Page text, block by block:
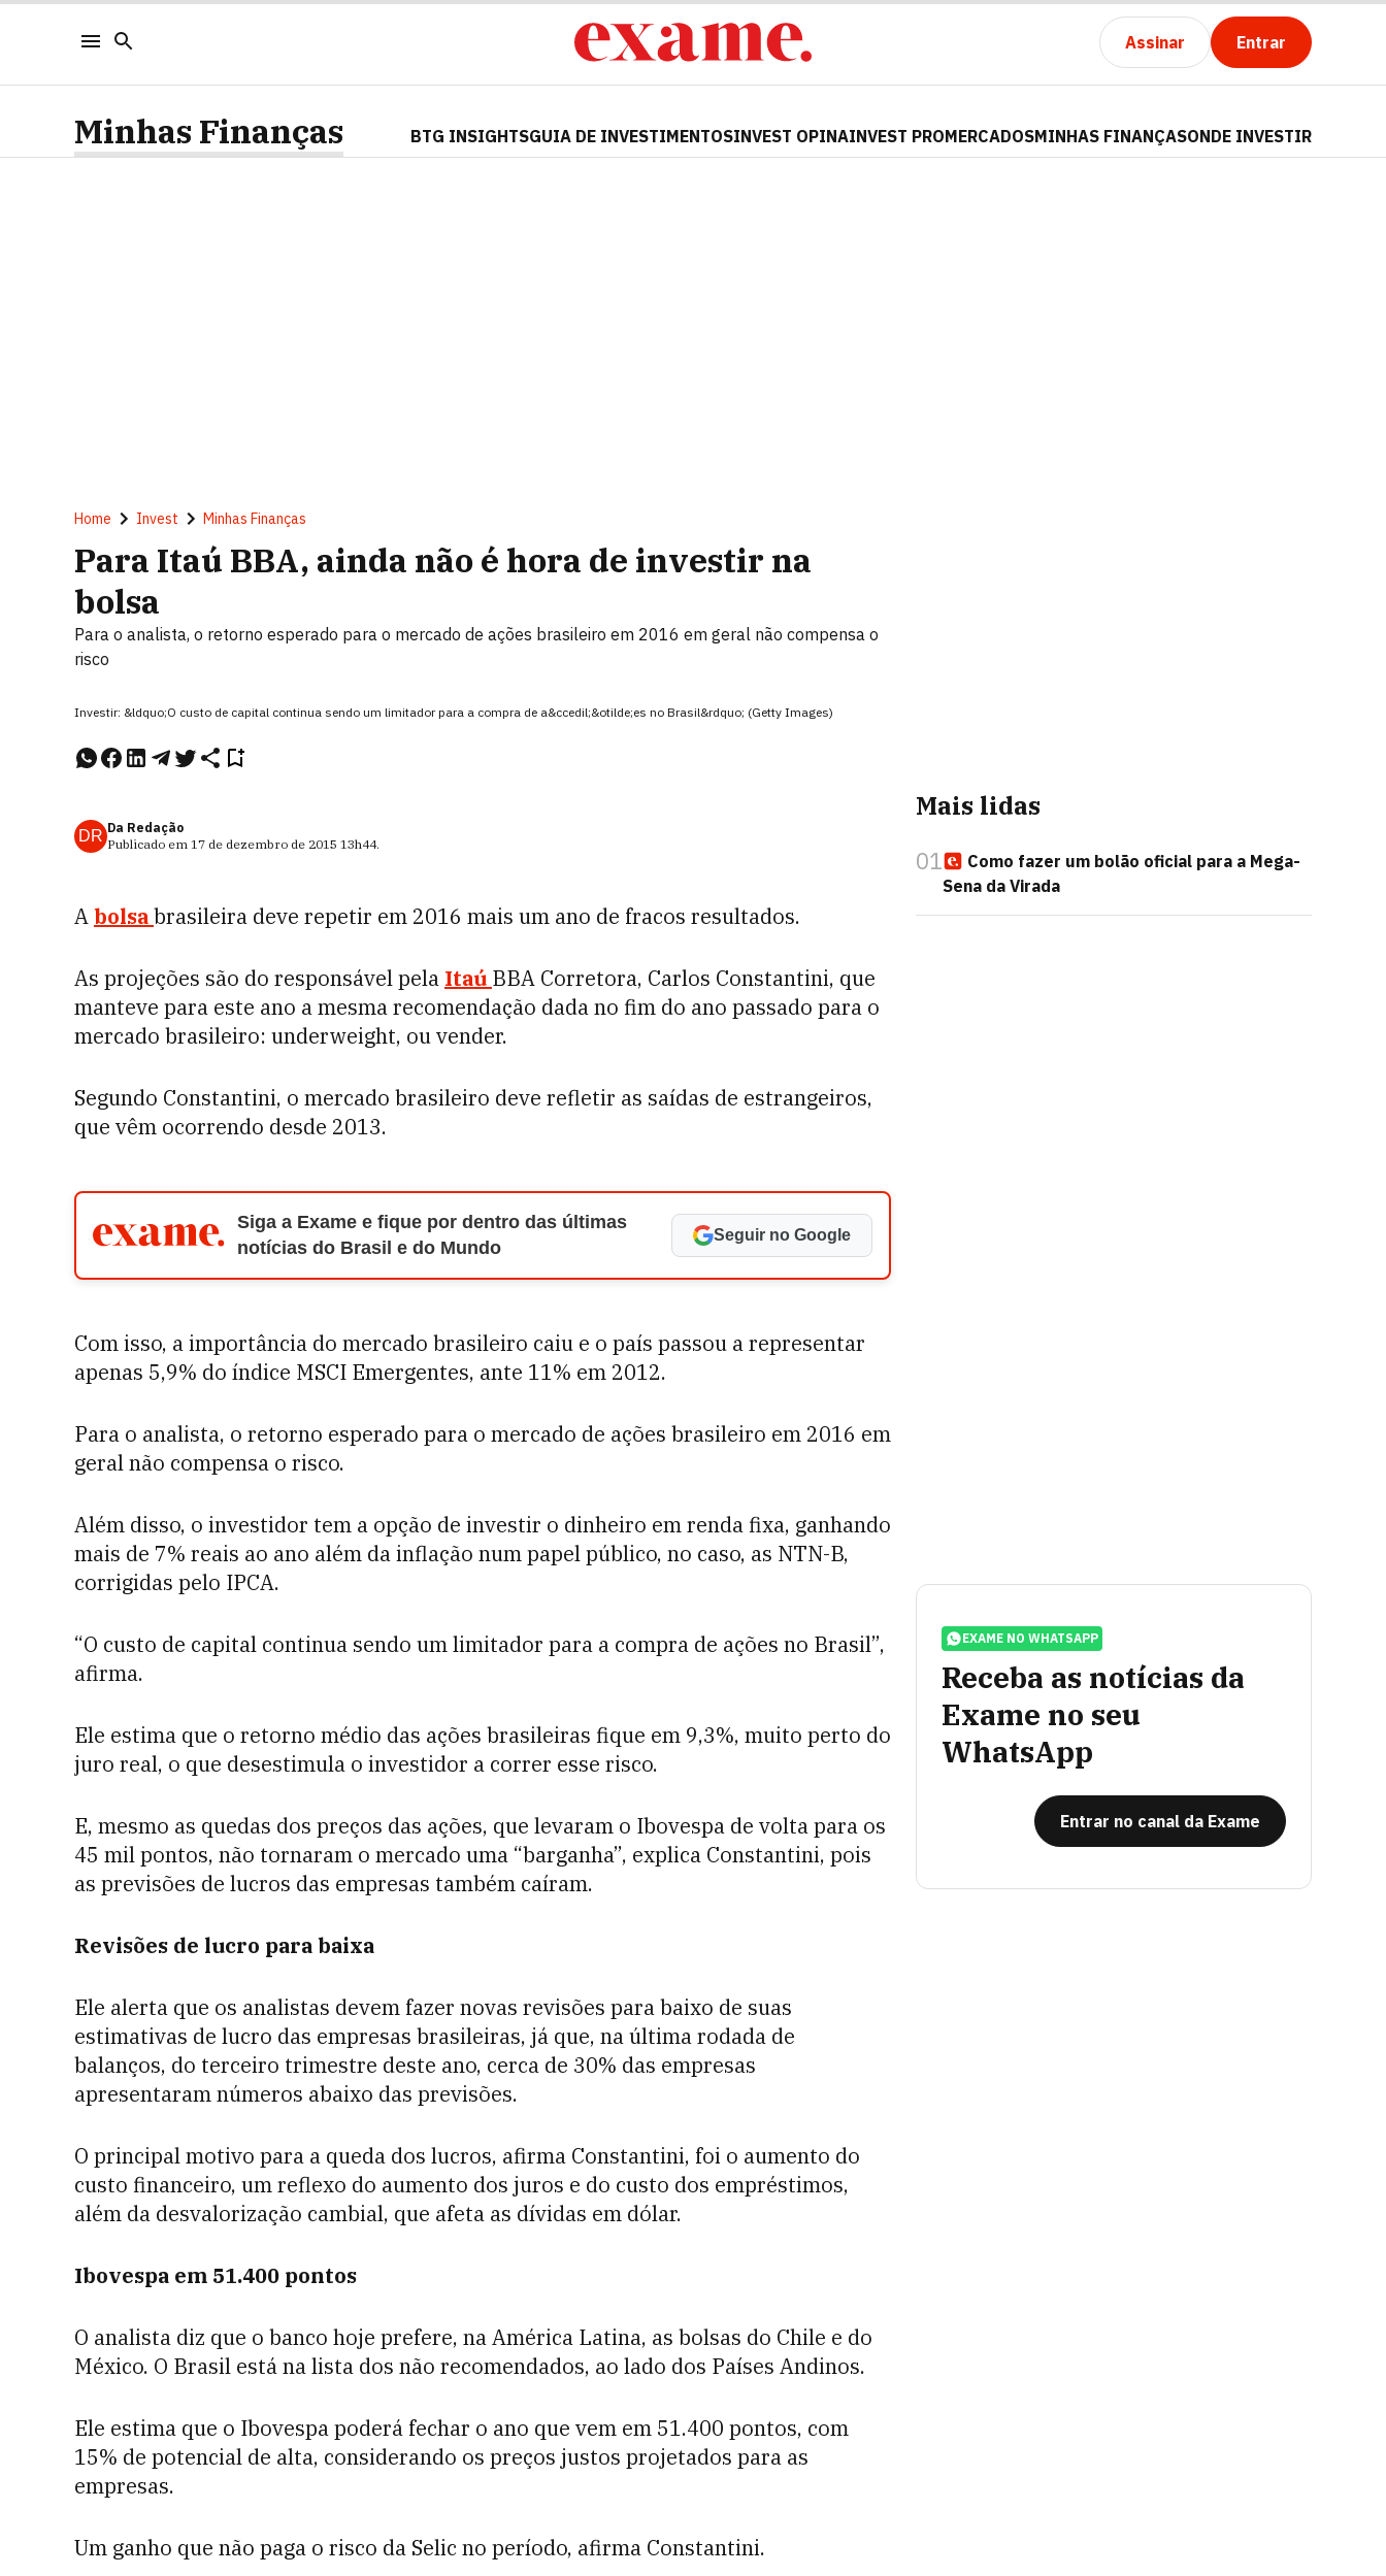
Assinar Entrar
Minhas Finanças BTG INSIGHTSGUIA DE INVESTIMENTOSINVEST OPINAINVEST PROMERCADOSMINHAS FINANÇASONDE INVESTIR
Home Invest Minhas Finanças
Para Itaú BBA, ainda não é hora de investir na
bolsa
Para o analista, o retorno esperado para o mercado de ações brasileiro em 2016 em geral não compensa o
risco
Investir: &ldquo;O custo de capital continua sendo um limitador para a compra de a&ccedil;&otilde;es no Brasil&rdquo; (Getty Images)
DR Da Redação
Publicado em 17 de dezembro de 2015 13h44.
Abolsabrasileira deve repetir em 2016 mais um ano de fracos resultados.
As projeções são do responsável pela Itaú BBA Corretora, Carlos Constantini, que
manteve para este ano a mesma recomendação dada no fim do ano passado para o
mercado brasileiro: underweight, ou vender.
Segundo Constantini, o mercado brasileiro deve refletir as saídas de estrangeiros,
que vêm ocorrendo desde 2013.
Siga a Exame e fique por dentro das últimas
notícias do Brasil e do Mundo
Seguir no Google
Com isso, a importância do mercado brasileiro caiu e o país passou a representar
apenas 5,9% do índice MSCI Emergentes, ante 11% em 2012.
Para o analista, o retorno esperado para o mercado de ações brasileiro em 2016 em
geral não compensa o risco.
Além disso, o investidor tem a opção de investir o dinheiro em renda fixa, ganhando
mais de 7% reais ao ano além da inflação num papel público, no caso, as NTN-B,
corrigidas pelo IPCA.
“O custo de capital continua sendo um limitador para a compra de ações no Brasil”,
afirma.
Ele estima que o retorno médio das ações brasileiras fique em 9,3%, muito perto do
juro real, o que desestimula o investidor a correr esse risco.
E, mesmo as quedas dos preços das ações, que levaram o Ibovespa de volta para os
45 mil pontos, não tornaram o mercado uma “barganha”, explica Constantini, pois
as previsões de lucros das empresas também caíram.
Revisões de lucro para baixa
Ele alerta que os analistas devem fazer novas revisões para baixo de suas
estimativas de lucro das empresas brasileiras, já que, na última rodada de
balanços, do terceiro trimestre deste ano, cerca de 30% das empresas
apresentaram números abaixo das previsões.
O principal motivo para a queda dos lucros, afirma Constantini, foi o aumento do
custo financeiro, um reflexo do aumento dos juros e do custo dos empréstimos,
além da desvalorização cambial, que afeta as dívidas em dólar.
Ibovespa em 51.400 pontos
O analista diz que o banco hoje prefere, na América Latina, as bolsas do Chile e do
México. O Brasil está na lista dos não recomendados, ao lado dos Países Andinos.
Ele estima que o Ibovespa poderá fechar o ano que vem em 51.400 pontos, com
15% de potencial de alta, considerando os preços justos projetados para as
empresas.
Um ganho que não paga o risco da Selic no período, afirma Constantini.
Mais lidas
01
Como fazer um bolão oficial para a Mega-
Sena da Virada
EXAME NO WHATSAPP
Receba as notícias da
Exame no seu
WhatsApp
Entrar no canal da Exame